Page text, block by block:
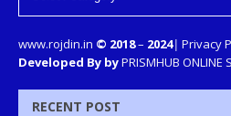
www.rojdin.in © 2018– 2024| Privacy
Developed By byPRISMHUB ONLINE
RECENT POST